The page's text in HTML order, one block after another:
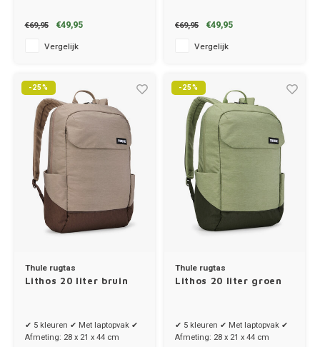
€69,95 €49,95
Vergelijk
€69,95 €49,95
Vergelijk
-25%
Thule rugtas
Lithos 20 liter bruin
✔ 5 kleuren ✔ Met laptopvak ✔
Afmeting: 28 x 21 x 44 cm
-25%
Thule rugtas
Lithos 20 liter groen
✔ 5 kleuren ✔ Met laptopvak ✔
Afmeting: 28 x 21 x 44 cm